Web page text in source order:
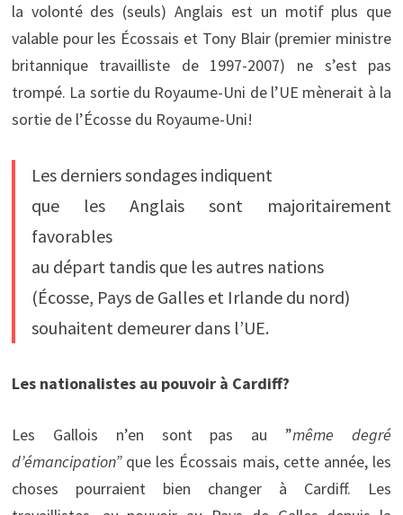
la volonté des (seuls) Anglais est un motif plus que
valable pour les Écossais et Tony Blair (premier ministre
britannique travailliste de 1997-2007) ne s’est pas
trompé. La sortie du Royaume-Uni de l’UE mènerait à la
sortie de l’Écosse du Royaume-Uni!
Les derniers sondages indiquent
que les Anglais sont majoritairement
favorables
au départ tandis que les autres nations
(Écosse, Pays de Galles et Irlande du nord)
souhaitent demeurer dans l’UE.
Les nationalistes au pouvoir à Cardiff?
Les Gallois n’en sont pas au ”même degré
d’émancipation”que les Écossais mais, cette année, les
choses pourraient bien changer à Cardiff. Les